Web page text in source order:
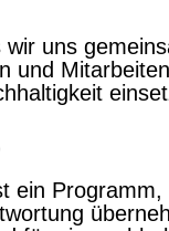
wir uns
und
ein Programm,